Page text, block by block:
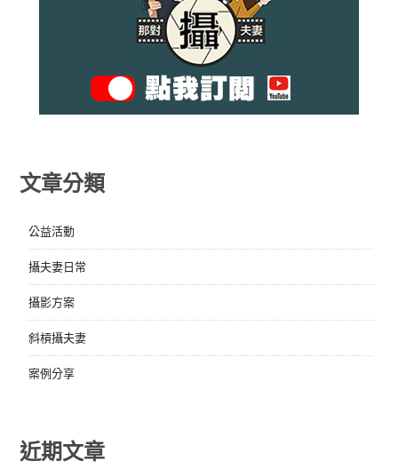
文章分類
公益活動
攝夫妻日常
攝影方案
斜槓攝夫妻
案例分享
近期文章